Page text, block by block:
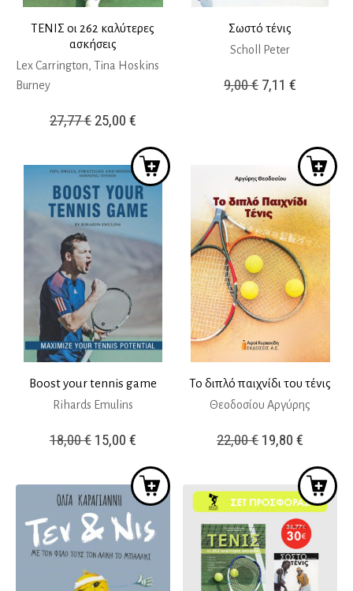
ΤΕΝΙΣ οι 262 καλύτερες
ασκήσεις
Lex Carrington, Tina Hoskins
Burney
27,77€ Original
was:
27,77 €.
25,00 €Η
τιμή
είναι:
25,00 €.
Σωστό τένις
Scholl Peter
9,00€ Original
7,11€
είναι:
7,11 €.
Boost your tennis game
Rihards Emulins
18,00€ Original
was:
18,00 €.
15,00 €Η
τιμή
είναι:
15,00 €.
Το διπλό παιχνίδι του τένις
Θεοδοσίου Αργύρης
22,00€ Original
22,00 €.
19,80€
τιμή
είναι:
19,80 €.